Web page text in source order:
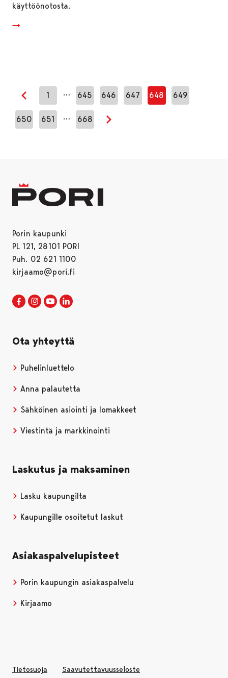
käyttöönotosta.
Edellinen sivu
1 … 645 646 647 648 649
650 651 … 668
Seuraava sivu
Porin kaupunki
PL 121, 28101 PORI
Puh. 02 621 1100
kirjaamo@pori.fi
Porin kaupunki Facebookissa
Avautuu uudessa välilehdessä
Porin kaupunki Instagramissa
Avautuu uudessa välilehdessä
Porin kaupunki Youtubessa
Avautuu uudessa välilehdessä
Ota yhteyttä
Puhelinluettelo
Anna palautetta
Sähköinen asiointi ja lomakkeet
Viestintä ja markkinointi
Laskutus ja maksaminen
Lasku kaupungilta
Kaupungille osoitetut laskut
Asiakaspalvelupisteet
Porin kaupungin asiakaspalvelu
Kirjaamo
Tietosuoja Saavutettavuusseloste